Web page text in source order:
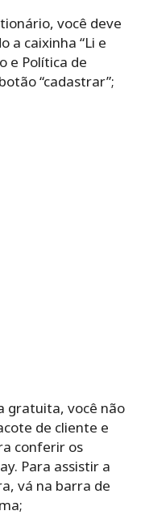
você deve
a caixinha “Li e
e Política de
“cadastrar”;
gratuita, você não
de cliente e
conferir os
Para assistir a
vá na barra de